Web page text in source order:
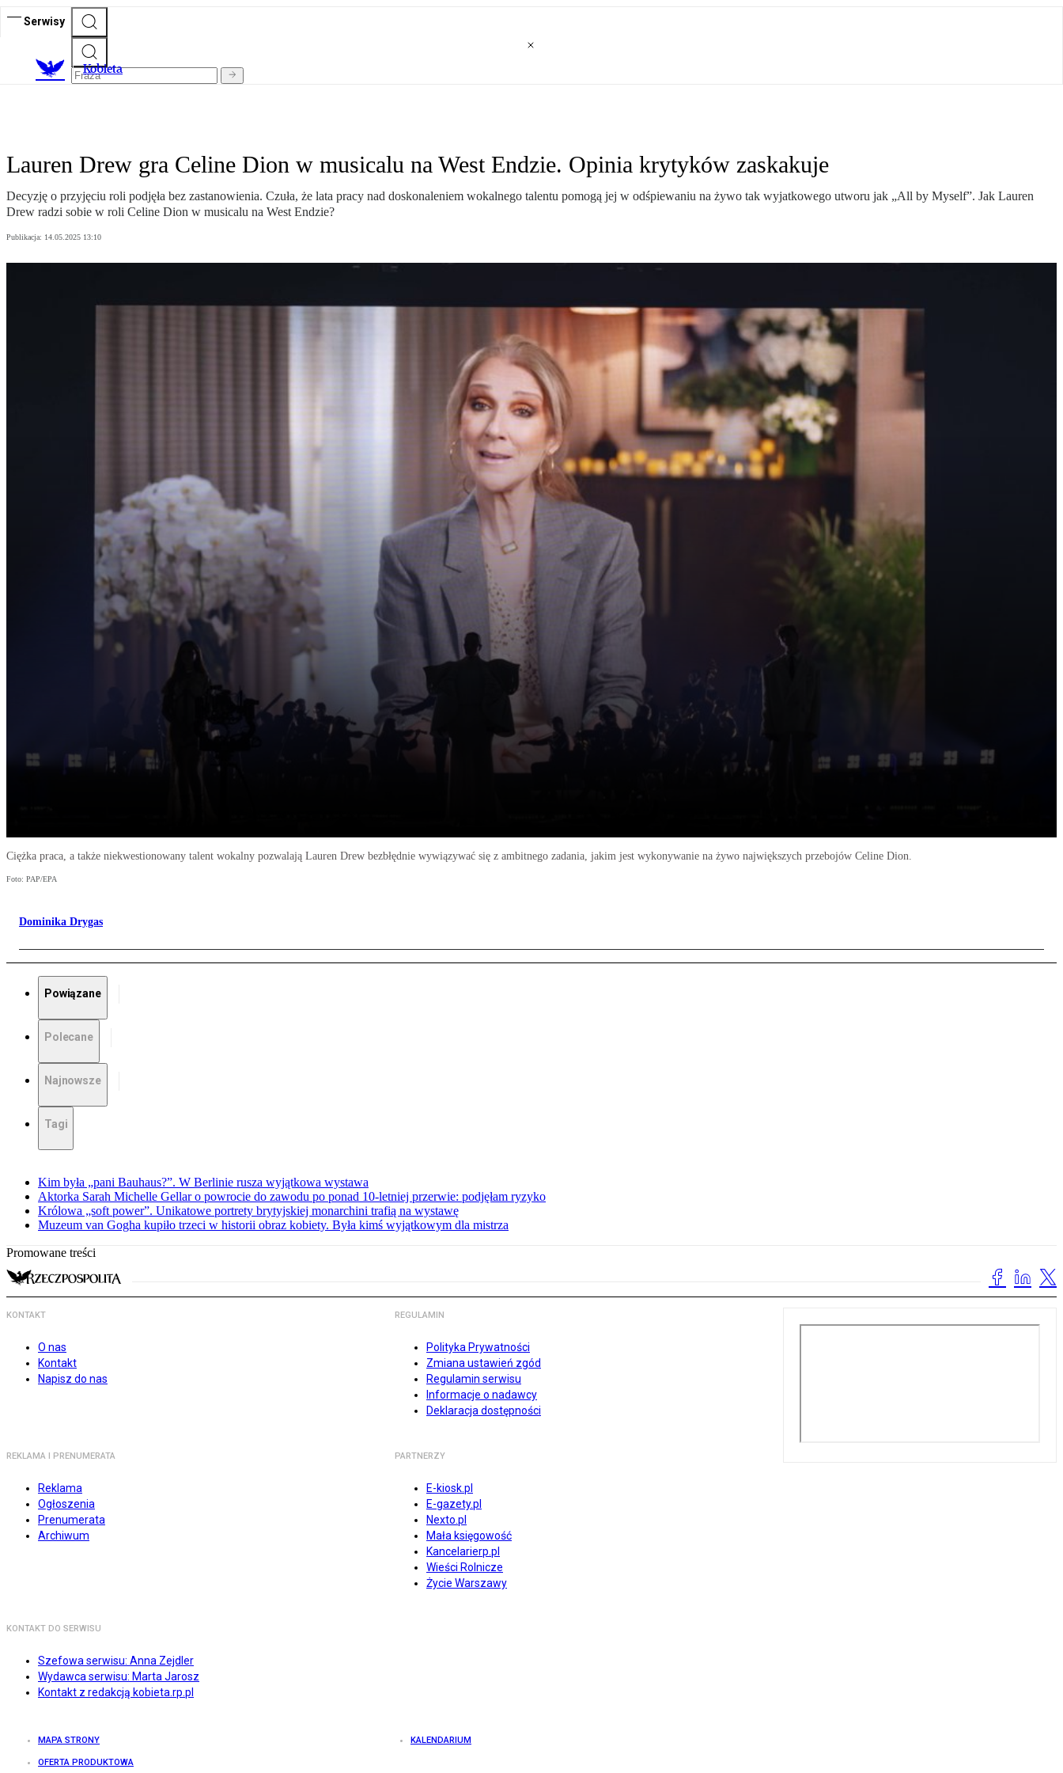
Serwisy
Kobieta
Lauren Drew gra Celine Dion w musicalu na West Endzie. Opinia krytyków zaskakuje
Decyzję o przyjęciu roli podjęła bez zastanowienia. Czuła, że lata pracy nad doskonaleniem wokalnego talentu pomogą jej w odśpiewaniu na żywo tak wyjatkowego utworu jak „All by Myself”. Jak Lauren
Drew radzi sobie w roli Celine Dion w musicalu na West Endzie?
Publikacja: 14.05.2025 13:10
Ciężka praca, a także niekwestionowany talent wokalny pozwalają Lauren Drew bezbłędnie wywiązywać się z ambitnego zadania, jakim jest wykonywanie na żywo największych przebojów Celine Dion.
Foto: PAP/EPA
Dominika Drygas
Powiązane
Polecane
Najnowsze
Tagi
Kim była „pani Bauhaus?”. W Berlinie rusza wyjątkowa wystawa
Aktorka Sarah Michelle Gellar o powrocie do zawodu po ponad 10-letniej przerwie: podjęłam ryzyko
Królowa „soft power”. Unikatowe portrety brytyjskiej monarchini trafią na wystawę
Muzeum van Gogha kupiło trzeci w historii obraz kobiety. Była kimś wyjątkowym dla mistrza
Promowane treści
KONTAKT
O nas
Kontakt
Napisz do nas
REGULAMIN
Polityka Prywatności
Zmiana ustawień zgód
Regulamin serwisu
Informacje o nadawcy
Deklaracja dostępności
REKLAMA I PRENUMERATA
Reklama
Ogłoszenia
Prenumerata
Archiwum
PARTNERZY
E-kiosk.pl
E-gazety.pl
Nexto.pl
Mała księgowość
Kancelarierp.pl
Wieści Rolnicze
Życie Warszawy
KONTAKT DO SERWISU
Szefowa serwisu: Anna Zejdler
Wydawca serwisu: Marta Jarosz
Kontakt z redakcją kobieta.rp.pl
MAPA STRONY KALENDARIUM
OFERTA PRODUKTOWA